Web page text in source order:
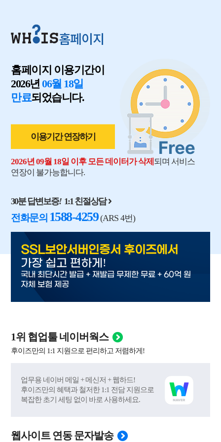
홈페이지
홈페이지 이용기간이
2026년06월 18일
만료되었습니다.
이용기간 연장하기
2026년 09월 18일 이후 모든 데이터가 삭제 되며 서비스
연장이 불가능합니다.
30분 답변보증!1:1 친절상담
전화문의 1588-4259(ARS 4번)
SSL보안서버인증서 후이즈에서
가장 쉽고 편하게 !
국내 최단시간 발급 + 재발급 무제한 무료 + 60억 원
자체 보험 제공
1위 협업툴 네이버웍스
후이즈만의 1:1 지원으로 편리하고 저렴하게!
업무용 네이버 메일 + 메신저 + 웹하드!
후이즈만의 혜택과 철저한 1:1 전담 지원으로
복잡한 초기 세팅 없이 바로 사용하세요.
웹사이트 연동 문자발송